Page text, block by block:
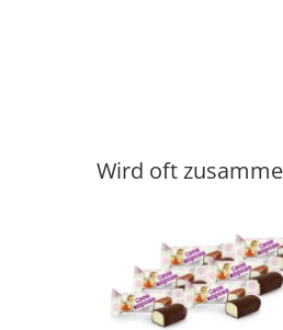
Wird oft